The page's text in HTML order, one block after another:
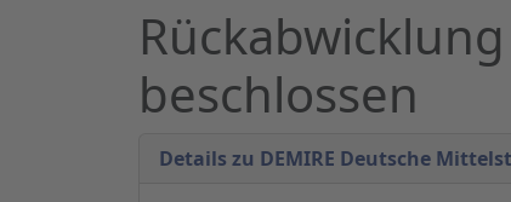
beschlossen
Details zu DEMIRE Deutsche